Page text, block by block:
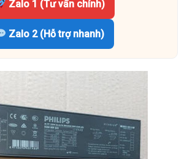
Zalo 1 (Tư vấn chính)
Zalo 2 (Hỗ trợ nhanh)